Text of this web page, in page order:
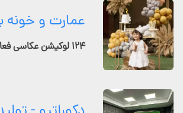
عمارت و خونه
۱۲۴ لوکیشن عکاسی فعال